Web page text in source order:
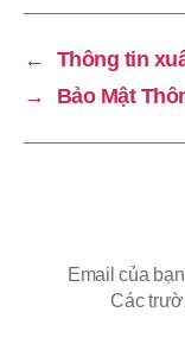
←
Thông tin
→
Bảo Mật
Email của
Các